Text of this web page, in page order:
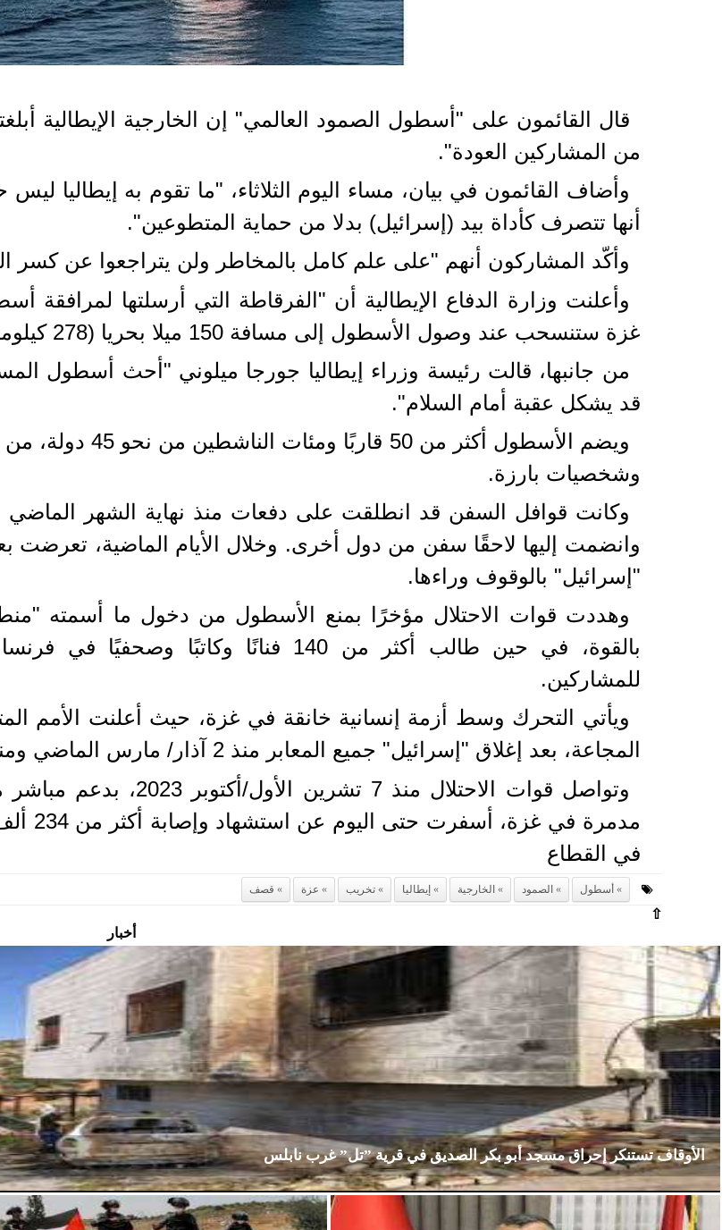
قال القائمون على "أسطول الصمود العالمي" إن الخارجية الإيطالية
من المشاركين العودة".
وأضاف القائمون في بيان، مساء اليوم الثلاثاء، "ما تقوم به إيطاليا
أنها تتصرف كأداة بيد (إسرائيل) بدلا من حماية المتطوعين".
وأكّد المشاركون أنهم "على علم كامل بالمخاطر ولن يتراجعوا عن كسر
وأعلنت وزارة الدفاع الإيطالية أن "الفرقاطة التي أرسلتها
غزة ستنسحب عند وصول الأسطول إلى مسافة 150 ميلا بحريا (278 كيلومترا) من الشاطئ.
من جانبها، قالت رئيسة وزراء إيطاليا جورجا ميلوني "أحث أسطول
قد يشكل عقبة أمام السلام".
وشخصيات بارزة.
وكانت قوافل السفن قد انطلقت على دفعات منذ نهاية الشهر الماضي من
وانضمت إليها لاحقًا سفن من دول أخرى. وخلال الأيام الماضية،
"إسرائيل" بالوقوف وراءها.
وهددت قوات الاحتلال مؤخرًا بمنع الأسطول من دخول ما أسمته
بالقوة، في حين طالب أكثر من 140 فنانًا
للمشاركين.
ويأتي التحرك وسط أزمة إنسانية خانقة في غزة، حيث أعلنت الأمم
المجاعة، بعد إغلاق "إسرائيل" جميع المعابر منذ 2 آذار/ مارس الماضي ومنعها دخول الغذاء والدواء والوقود.
وتواصل قوات الاحتلال
في القطاع
أسطول الصمود الخارجية إيطاليا تخريب عزة قصف
⇧
أخبار
الأوقاف تستنكر إحراق مسجد أبو بكر الصديق في قرية ”تل” غرب نابلس